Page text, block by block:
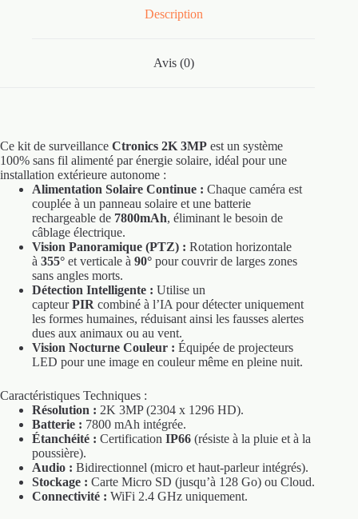
Description
Avis (0)
Ce kit de surveillance Ctronics 2K 3MP est un système
100% sans fil alimenté par énergie solaire, idéal pour une
installation extérieure autonome :
Alimentation Solaire Continue : Chaque caméra est
couplée à un panneau solaire et une batterie
rechargeable de 7800mAh, éliminant le besoin de
câblage électrique.
Vision Panoramique (PTZ) : Rotation horizontale
à 355° et verticale à 90° pour couvrir de larges zones
sans angles morts.
Détection Intelligente : Utilise un
capteurPIR combiné à l’IA pour détecter uniquement
les formes humaines, réduisant ainsi les fausses alertes
dues aux animaux ou au vent.
Vision Nocturne Couleur : Équipée de projecteurs
LED pour une image en couleur même en pleine nuit.
Caractéristiques Techniques :
Résolution : 2K 3MP (2304 x 1296 HD).
Batterie : 7800 mAh intégrée.
Étanchéité : Certification IP66 (résiste à la pluie et à la
poussière).
Audio : Bidirectionnel (micro et haut-parleur intégrés).
Stockage : Carte Micro SD (jusqu’à 128 Go) ou Cloud.
Connectivité : WiFi 2.4 GHz uniquement.